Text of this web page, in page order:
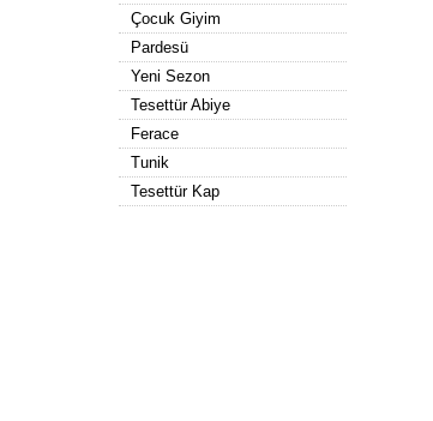
Çocuk Giyim
Pardesü
Yeni Sezon
Tesettür Abiye
Ferace
Tunik
Tesettür Kap